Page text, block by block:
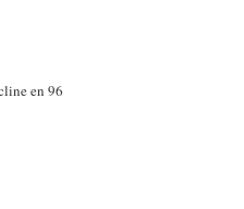
en 96